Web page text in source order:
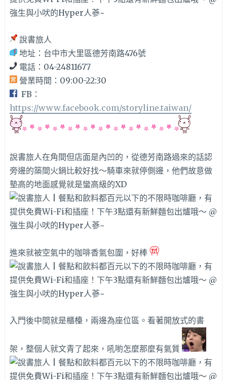
說書旅人
地址：台中市大里區德芳南路476號
電話：04-24811677
營業時間：09:00-22:30
FB：
https://www.facebook.com/storyline.taiwan/
說書旅人在角間但店面是內凹的，從德芳南路過來的話認
旁邊的築間火鍋比較好找～騎車來就停側邊，他們故意做
墊高的地面感覺就是蠻高級的XD
進來就被空氣中的咖啡香氣包圍，好棒
入門後中間就是櫃檯，兩邊為座位區。看著開放式的書
架，整個人就文青了起來，吼喲怎麼那麼有氣質